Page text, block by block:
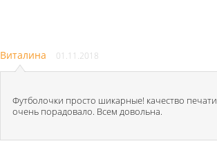
Виталина 01.11.2018
Футболочки просто шикарные! качество печати
очень порадовало. Всем довольна.